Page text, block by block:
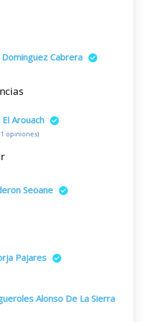
Cabrera
Arouach
opiniones)
Seoane
Pajares
Alonso De La Sierra